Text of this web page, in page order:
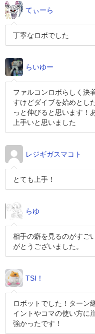
てぃーら
丁寧なロボでした
らいゆー
ファルコンロボらしく決
すけどダイブを始めとし
っと伸びると思います！
上手いと思いました
レジギガスマコト
とても上手！
らゆ
相手の癖を見るのがすご
がとうございました。
TSI！
ロボットでした！ターン
イントやコマの使い方に
強かったです！